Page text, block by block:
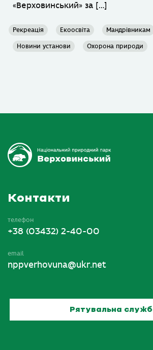
«Верховинський» за […]
Рекреація Екоосвіта Мандрівникам
Новини установи Охорона природи
Контакти
телефон
+38 (03432) 2-40-00
email
nppverhovuna@ukr.net
Рятувальна